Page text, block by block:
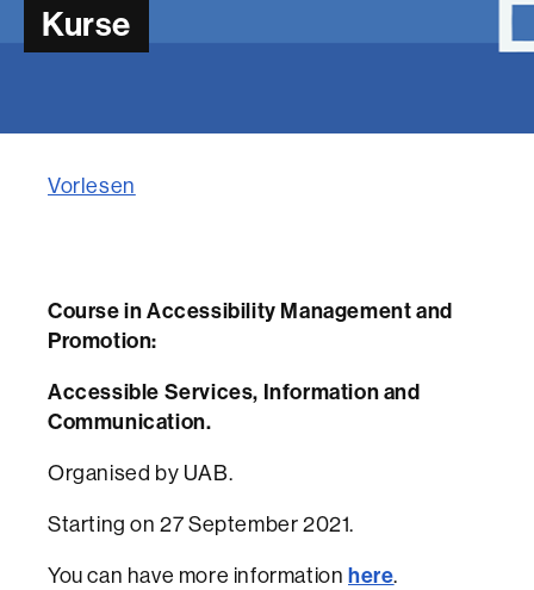
Kurse
Vorlesen
Course in Accessibility Management and
Promotion:
Accessible Services, Information and
Communication.
Organised by UAB.
Starting on 27 September 2021.
You can have more information here.